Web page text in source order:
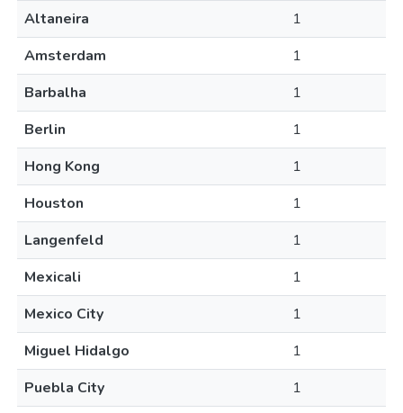
Altaneira
1
Amsterdam
1
Barbalha
1
Berlin
1
Hong Kong
1
Houston
1
Langenfeld
1
Mexicali
1
Mexico City
1
Miguel Hidalgo
1
Puebla City
1